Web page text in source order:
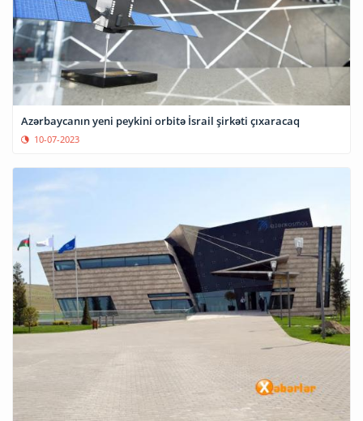
Azərbaycanın yeni peykini orbitə İsrail şirkəti çıxaracaq
10-07-2023